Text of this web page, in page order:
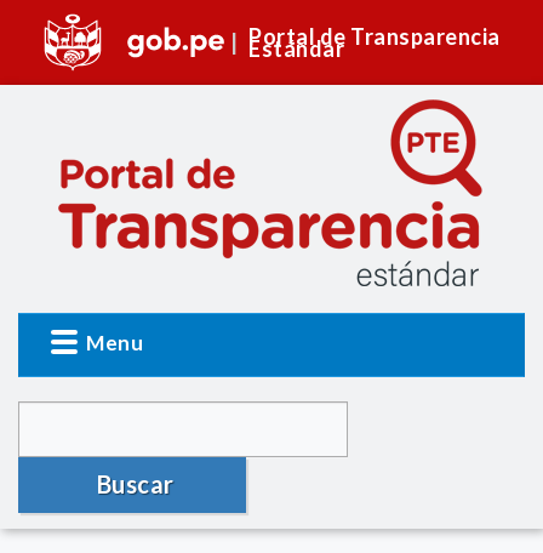
Portal de Transparencia
Estándar
Menu
Buscar